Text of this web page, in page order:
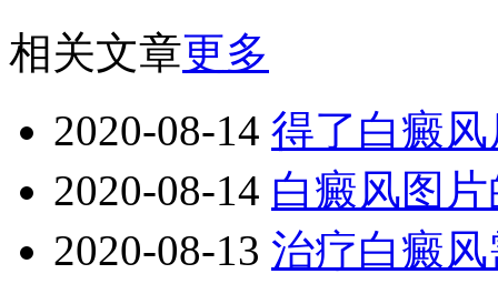
相关文章更多
2020-08-14 得了白癜
2020-08-14 白癜风图
2020-08-13 治疗白癜